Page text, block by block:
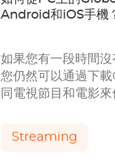
Android和iOS手機
如果您有一段時間
您仍然可以通過下
同電視節目和電影來
Streaming